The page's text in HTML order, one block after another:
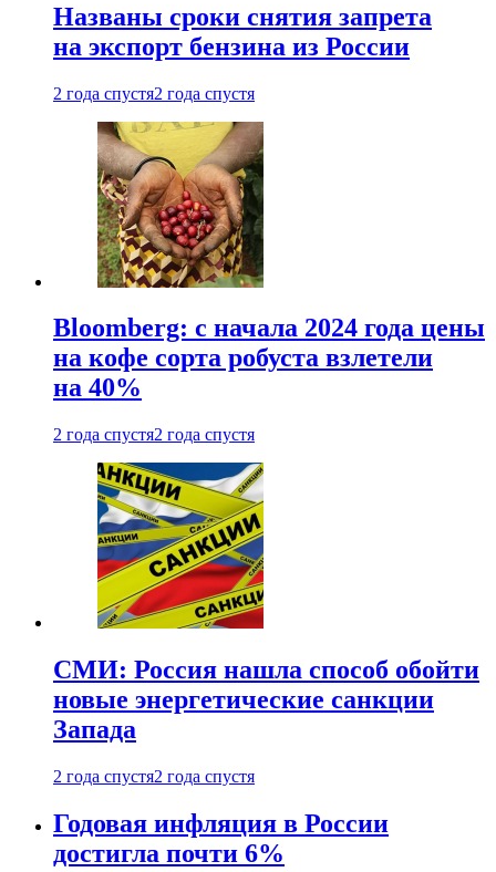
Названы сроки снятия запрета
на экспорт бензина из России
2 года спустя2 года спустя
Bloomberg: с начала 2024 года цены
на кофе сорта робуста взлетели
на 40%
2 года спустя2 года спустя
СМИ: Россия нашла способ обойти
новые энергетические санкции
Запада
2 года спустя2 года спустя
Годовая инфляция в России
достигла почти 6%